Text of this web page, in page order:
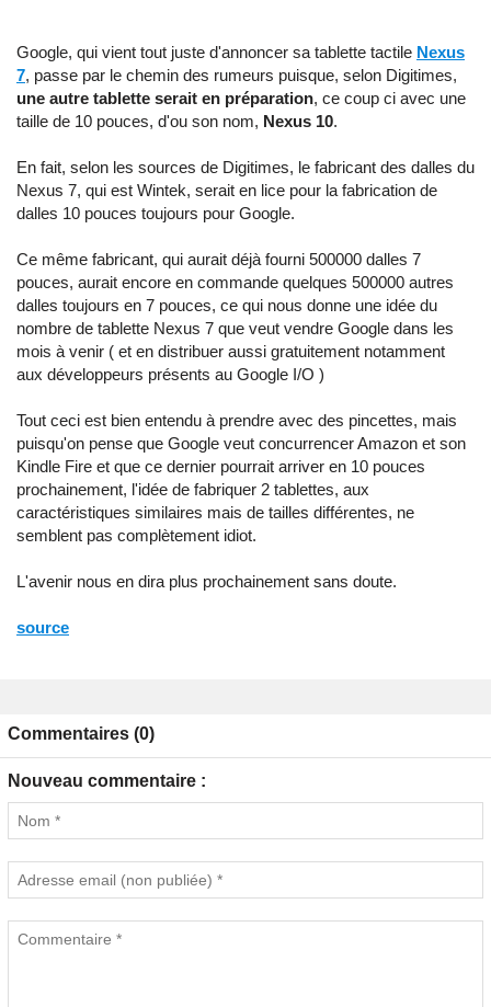
Google, qui vient tout juste d'annoncer sa tablette tactile Nexus
7, passe par le chemin des rumeurs puisque, selon Digitimes,
une autre tablette serait en préparation, ce coup ci avec une
taille de 10 pouces, d'ou son nom, Nexus 10.
En fait, selon les sources de Digitimes, le fabricant des dalles du
Nexus 7, qui est Wintek, serait en lice pour la fabrication de
dalles 10 pouces toujours pour Google.
Ce même fabricant, qui aurait déjà fourni 500000 dalles 7
pouces, aurait encore en commande quelques 500000 autres
dalles toujours en 7 pouces, ce qui nous donne une idée du
nombre de tablette Nexus 7 que veut vendre Google dans les
mois à venir ( et en distribuer aussi gratuitement notamment
aux développeurs présents au Google I/O )
Tout ceci est bien entendu à prendre avec des pincettes, mais
puisqu'on pense que Google veut concurrencer Amazon et son
Kindle Fire et que ce dernier pourrait arriver en 10 pouces
prochainement, l'idée de fabriquer 2 tablettes, aux
caractéristiques similaires mais de tailles différentes, ne
semblent pas complètement idiot.
L'avenir nous en dira plus prochainement sans doute.
source
Commentaires (0)
Nouveau commentaire :